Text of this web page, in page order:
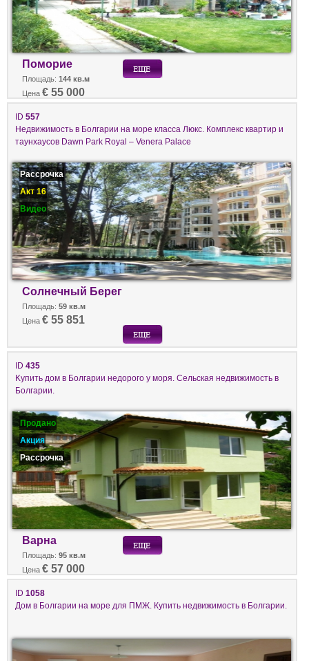
Поморие
Площадь: 144 кв.м
Цена € 55 000
ID 557
Недвижимость в Болгарии на море класса Люкс. Комплекс квартир и
таунхаусов Dawn Park Royal – Venera Palace
Рассрочка
Акт 16
Видео
Солнечный Берег
Площадь: 59 кв.м
Цена € 55 851
ID 435
Kупить дом в Болгарии недорого у моря. Сельская недвижимость в
Болгарии.
Продано
Акция
Рассрочка
Варна
Площадь: 95 кв.м
Цена € 57 000
ID 1058
Дом в Болгарии на море для ПМЖ. Купить недвижимость в Болгарии.